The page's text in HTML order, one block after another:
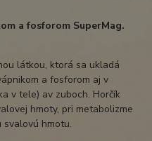
a fosforom SuperMag.
látkou, ktorá sa ukladá
a fosforom aj v
v tele) av zuboch. Horčík
hmoty, pri metabolizme
svalovú hmotu.